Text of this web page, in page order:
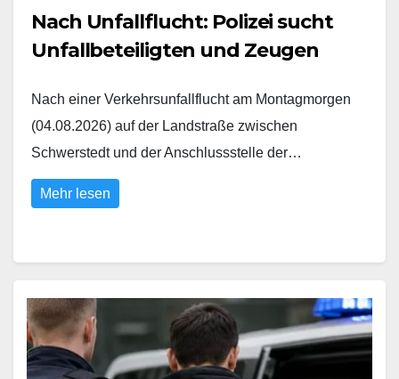
Nach Unfallflucht: Polizei sucht
Unfallbeteiligten und Zeugen
Nach einer Verkehrsunfallflucht am Montagmorgen
(04.08.2026) auf der Landstraße zwischen
Schwerstedt und der Anschlussstelle der…
Mehr lesen